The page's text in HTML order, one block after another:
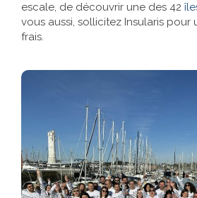
escale, de découvrir une des 42
vous aussi, sollicitez Insularis pour
frais.